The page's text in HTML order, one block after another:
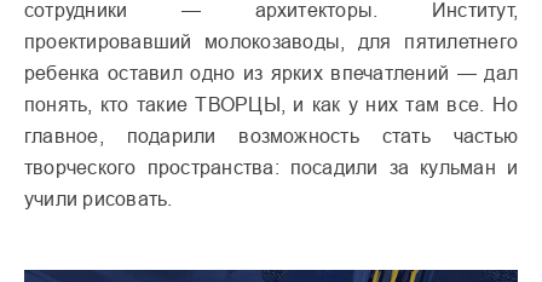
сотрудники — архитекторы. Институт,
проектировавший молокозаводы, для пятилетнего
ребенка оставил одно из ярких впечатлений — дал
понять, кто такие ТВОРЦЫ, и как у них там все. Но
главное, подарили возможность стать частью
творческого пространства: посадили за кульман и
учили рисовать.